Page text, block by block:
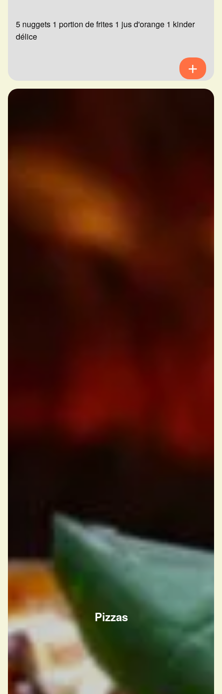
5 nuggets 1 portion de frites 1 jus d'orange 1 kinder
délice
Pizzas